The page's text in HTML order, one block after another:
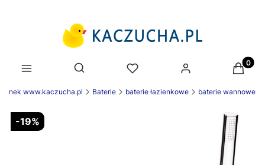
Otwórz wyszukiwarkę
www.kaczucha.pl Baterie baterie łazienkowe baterie wannowe
-19%